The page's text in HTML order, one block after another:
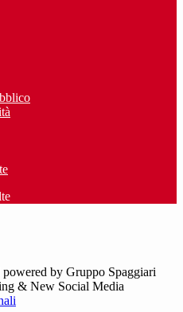
by Gruppo Spaggiari
& New Social Media